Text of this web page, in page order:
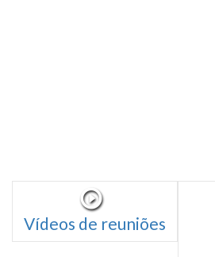
Vídeos de reuniões